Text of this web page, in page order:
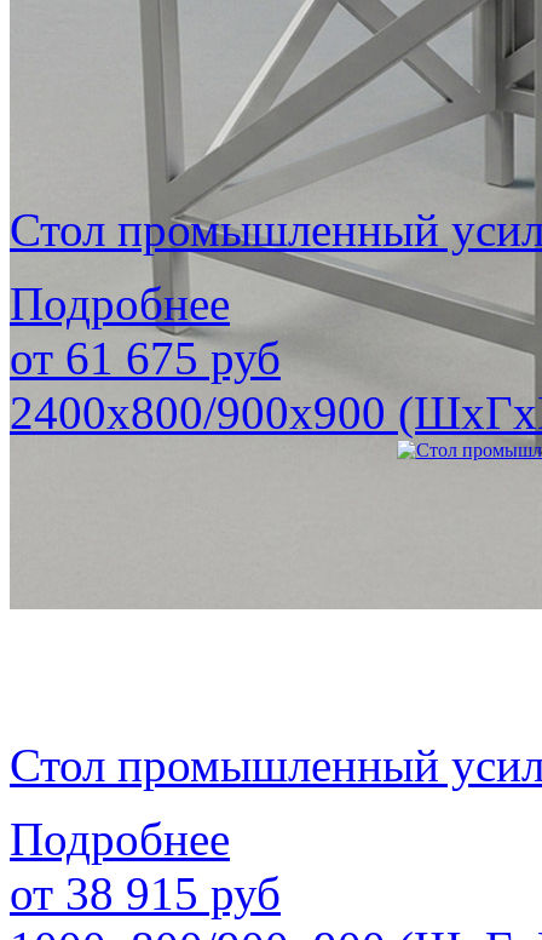
Стол промышленный
Подробнее
от 61 675 руб
2400х800/900х900
Стол промышленный
Подробнее
от 38 915 руб